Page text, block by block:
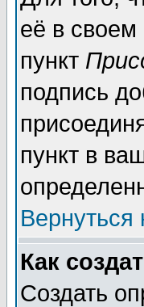
её в
пункт
подпись
пункт в
Вернуться
Как
Создать